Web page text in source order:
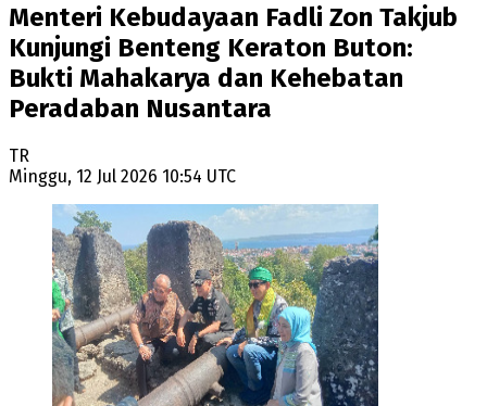
Menteri Kebudayaan Fadli Zon Takjub
Kunjungi Benteng Keraton Buton:
Bukti Mahakarya dan Kehebatan
Peradaban Nusantara
TR
Minggu, 12 Jul 2026 10:54 UTC